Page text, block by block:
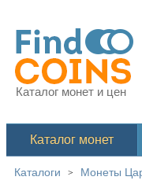
Каталог монет и цен
Каталог монет
Каталоги > Монеты